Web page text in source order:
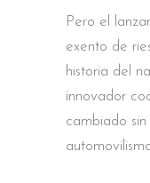
Pero el
exento de
historia del
innovador
cambiado